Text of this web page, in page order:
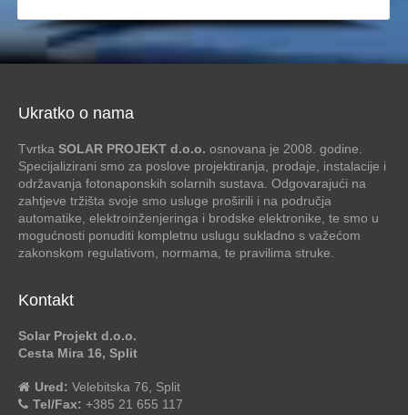
Ukratko o nama
Tvrtka SOLAR PROJEKT d.o.o. osnovana je 2008. godine.
Specijalizirani smo za poslove projektiranja, prodaje, instalacije i
održavanja fotonaponskih solarnih sustava. Odgovarajući na
zahtjeve tržišta svoje smo usluge proširili i na područja
automatike, elektroinženjeringa i brodske elektronike, te smo u
mogućnosti ponuditi kompletnu uslugu sukladno s važećom
zakonskom regulativom, normama, te pravilima struke.
Kontakt
Solar Projekt d.o.o.
Cesta Mira 16, Split
Ured: Velebitska 76, Split
Tel/Fax: +385 21 655 117